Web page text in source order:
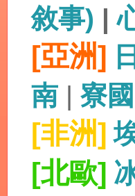
敘事) |
[亞洲]
南 | 寮國
[非洲]
[北歐]